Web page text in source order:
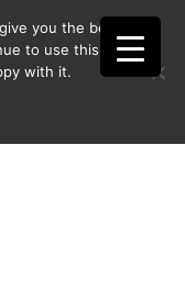
you the best
to use this site we
with it.